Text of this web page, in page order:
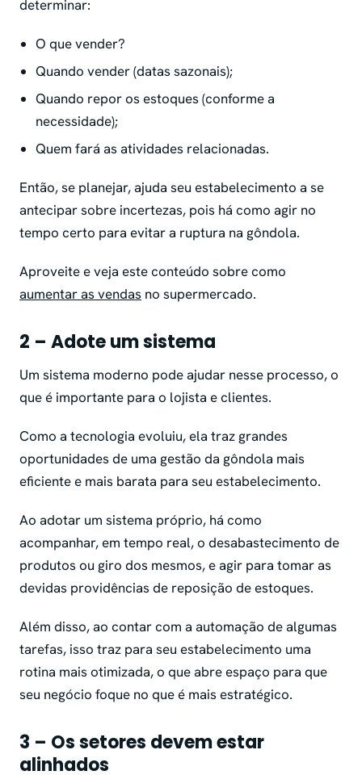
determinar:
O que vender?
Quando vender (datas sazonais);
Quando repor os estoques (conforme a
necessidade);
Quem fará as atividades relacionadas.
Então, se planejar, ajuda seu estabelecimento a se
antecipar sobre incertezas, pois há como agir no
tempo certo para evitar a ruptura na gôndola.
Aproveite e veja este conteúdo sobre como
aumentar as vendas no supermercado.
2 – Adote um sistema
Um sistema moderno pode ajudar nesse processo, o
que é importante para o lojista e clientes.
Como a tecnologia evoluiu, ela traz grandes
oportunidades de uma gestão da gôndola mais
eficiente e mais barata para seu estabelecimento.
Ao adotar um sistema próprio, há como
acompanhar, em tempo real, o desabastecimento de
produtos ou giro dos mesmos, e agir para tomar as
devidas providências de reposição de estoques.
Além disso, ao contar com a automação de algumas
tarefas, isso traz para seu estabelecimento uma
rotina mais otimizada, o que abre espaço para que
seu negócio foque no que é mais estratégico.
3 – Os setores devem estar
alinhados